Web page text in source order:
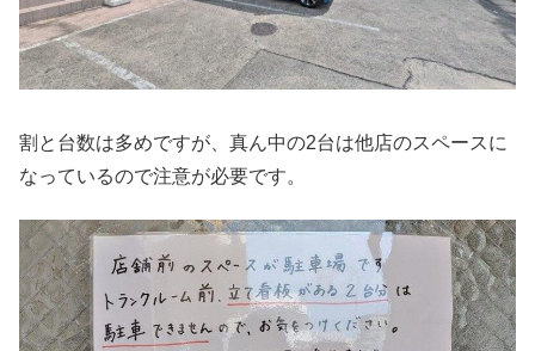
割と台数は多めですが、真ん中の2台は他店のスペースに
なっているので注意が必要です。